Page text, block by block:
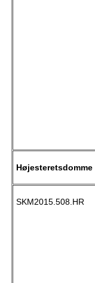
Højesteretsdomme
SKM2015.508.HR